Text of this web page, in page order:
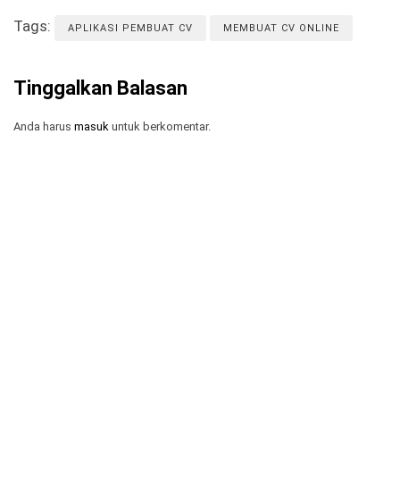
Tags: APLIKASI PEMBUAT CV MEMBUAT CV ONLINE
Tinggalkan Balasan
Anda harus masuk untuk berkomentar.